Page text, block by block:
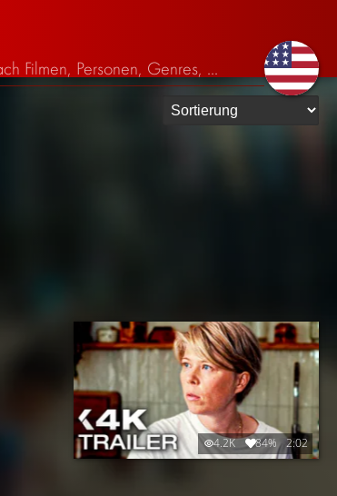
4.2K 84% 2:02